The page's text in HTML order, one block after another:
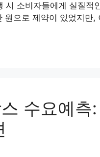
시 소비자들에게 실질적
원으로 제약이 있었지만,
수요예측